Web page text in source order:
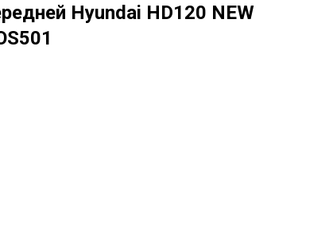
Hyundai HD120 NEW